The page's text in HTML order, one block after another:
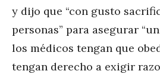
y dijo que “con gusto
personas” para asegurar
los médicos tengan que
tengan derecho a exigir